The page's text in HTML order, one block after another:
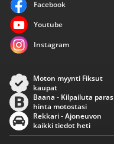
Facebook
Youtube
Instagram
Moton myynti Fiksut
kaupat
Baana - Kilpailuta paras
hinta motostasi
Rekkari - Ajoneuvon
kaikki tiedot heti